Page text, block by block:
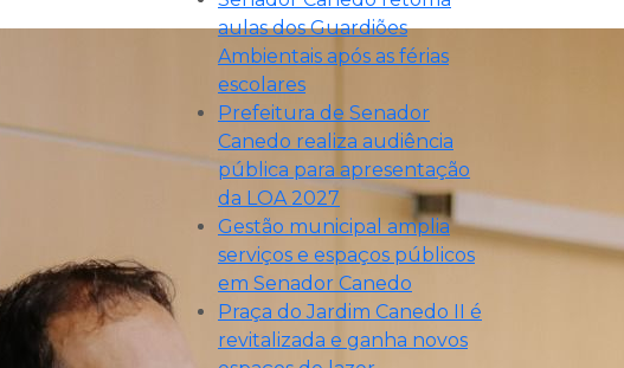
aulas dos Guardiões
Ambientais após as férias
escolares
Prefeitura de Senador
Canedo realiza audiência
pública para apresentação
da LOA 2027
Gestão municipal amplia
serviços e espaços públicos
em Senador Canedo
Praça do Jardim Canedo II é
revitalizada e ganha novos